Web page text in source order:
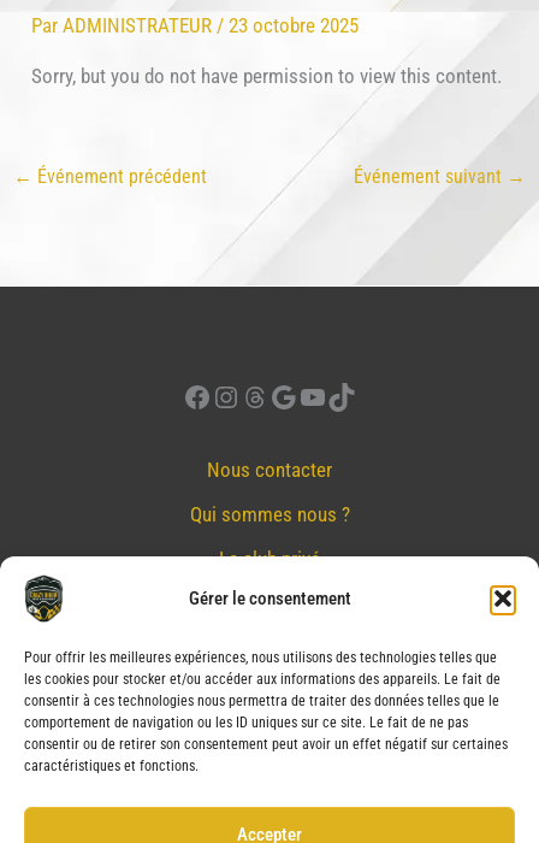
Gérer le consentement
Pour offrir les meilleures expériences, nous utilisons des technologies telles que
les cookies pour stocker et/ou accéder aux informations des appareils. Le fait de
consentir à ces technologies nous permettra de traiter des données telles que le
comportement de navigation ou les ID uniques sur ce site. Le fait de ne pas
consentir ou de retirer son consentement peut avoir un effet négatif sur certaines
caractéristiques et fonctions.
Accepter
ParADMINISTRATEUR /23 octobre 2025
Sorry, but you do not have permission to view this content.
← Événement précédent Événement suivant →
Facebook
Instagram
Threads
Google
YouTube
TikTok
Nous contacter
Qui sommes nous ?
Le club privé
Réserver
Nos partenaires
Mentions Légales
Conditions générales de vente
Politique de cookies (UE)